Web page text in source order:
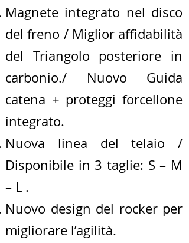
Magnete integrato nel disco
del freno / Miglior affidabilità
del Triangolo posteriore in
carbonio./ Nuovo Guida
catena + proteggi forcellone
integrato.
Nuova linea del telaio /
Disponibile in 3 taglie: S – M
– L .
Nuovo design del rocker per
migliorare l’agilità.